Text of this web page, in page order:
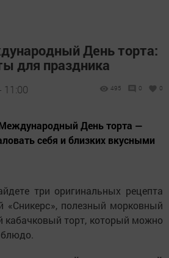
День торта:
для праздника
11:00 495 0 0
День торта —
себя и близких вкусными
три оригинальных рецепта
«Сникерс», полезный морковный
торт, который можно
блюдо.